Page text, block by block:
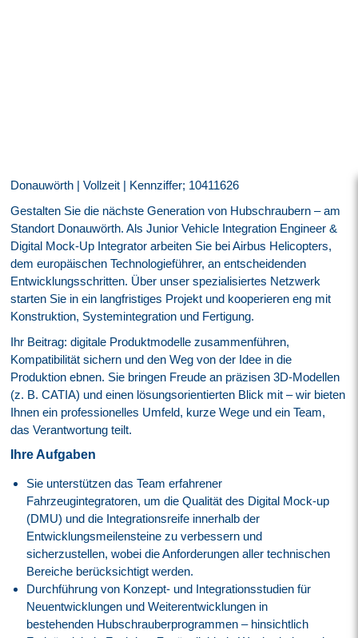
Donauwörth | Vollzeit | Kennziffer; 10411626
Gestalten Sie die nächste Generation von Hubschraubern – am
Standort Donauwörth. Als Junior Vehicle Integration Engineer &
Digital Mock‑Up Integrator arbeiten Sie bei Airbus Helicopters,
dem europäischen Technologieführer, an entscheidenden
Entwicklungsschritten. Über unser spezialisiertes Netzwerk
starten Sie in ein langfristiges Projekt und kooperieren eng mit
Konstruktion, Systemintegration und Fertigung.
Ihr Beitrag: digitale Produktmodelle zusammenführen,
Kompatibilität sichern und den Weg von der Idee in die
Produktion ebnen. Sie bringen Freude an präzisen 3D‑Modellen
(z. B. CATIA) und einen lösungsorientierten Blick mit – wir bieten
Ihnen ein professionelles Umfeld, kurze Wege und ein Team,
das Verantwortung teilt.
Ihre Aufgaben
Sie unterstützen das Team erfahrener
Fahrzeugintegratoren, um die Qualität des Digital Mock-up
(DMU) und die Integrationsreife innerhalb der
Entwicklungsmeilensteine zu verbessern und
sicherzustellen, wobei die Anforderungen aller technischen
Bereiche berücksichtigt werden.
Durchführung von Konzept- und Integrationsstudien für
Neuentwicklungen und Weiterentwicklungen in
bestehenden Hubschrauberprogrammen – hinsichtlich